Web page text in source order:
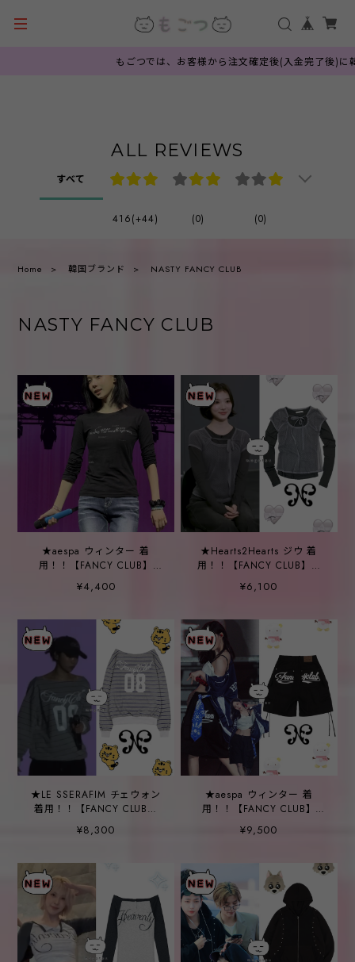
もごつでは、お客様から注文確定後(入金完了後)に韓
ALL REVIEWS
すべて
416(+44) (0) (0)
Home 韓国ブランド NASTY FANCY CLUB
NASTY FANCY CLUB
★aespa ウィンター 着
用！！【FANCY CLUB】
(BLACK)
¥4,400
★Hearts2Hearts ジウ 着
用！！【FANCY CLUB】3-
Sleeve (GRAY)
¥6,100
★LE SSERAFIM チェウォン
着用！！【FANCY CLUB】
Stripe One Shoulder
Sweatshirt (GRAY)
¥8,300
★aespa ウィンター 着
用！！【FANCY CLUB】
Cargo Lettering Bermuda
Pants (BLACK)
¥9,500